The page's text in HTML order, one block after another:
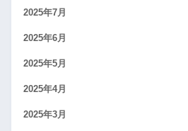
2025年7月
2025年6月
2025年5月
2025年4月
2025年3月